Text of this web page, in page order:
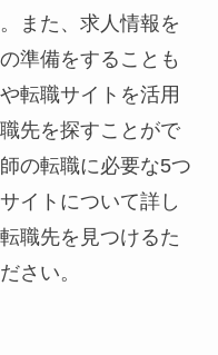
また、求人情報を
準備をすることも
転職サイトを活用
先を探すことがで
の転職に必要な5つ
イトについて詳し
職先を見つけるた
さい。